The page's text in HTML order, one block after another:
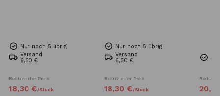
Nur noch 5 übrig
Versand
6,50 €
Reduzierter Preis
18,30 €/Stück
Nur noch 5 übrig
Versand
6,50 €
Reduzierter Preis
18,30 €/Stück
20,